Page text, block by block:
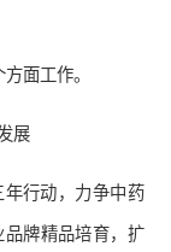
面工作。
展
行动，力争中药
牌精品培育，扩